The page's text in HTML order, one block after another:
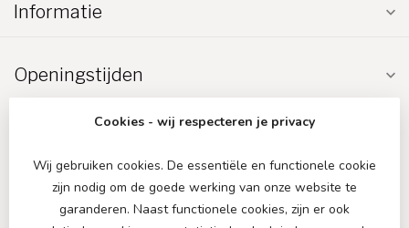
Informatie
Openingstijden
Cookies - wij respecteren je privacy
Wij gebruiken cookies. De essentiële en functionele cookie
zijn nodig om de goede werking van onze website te
garanderen. Naast functionele cookies, zijn er ook